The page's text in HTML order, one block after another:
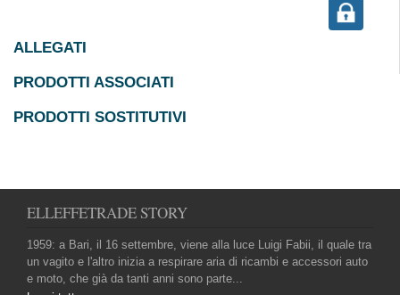
ALLEGATI
PRODOTTI ASSOCIATI
PRODOTTI SOSTITUTIVI
ELLEFFETRADE STORY
1959: a Bari, il 16 settembre, viene alla luce Luigi Fabii, il quale tra
un vagito e l'altro inizia a respirare aria di ricambi e accessori auto
e moto, che già da tanti anni sono parte...